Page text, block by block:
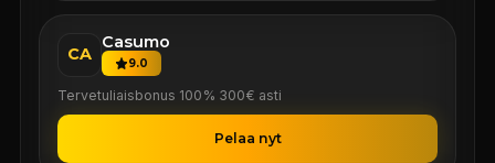
CA
Casumo
9.0
Tervetuliaisbonus 100% 300€ asti
Pelaa nyt